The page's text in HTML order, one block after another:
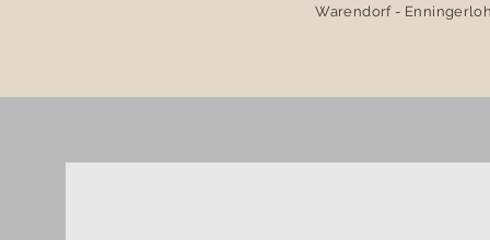
Warendorf -